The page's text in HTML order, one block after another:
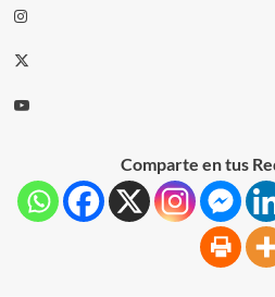
Comparte en tus